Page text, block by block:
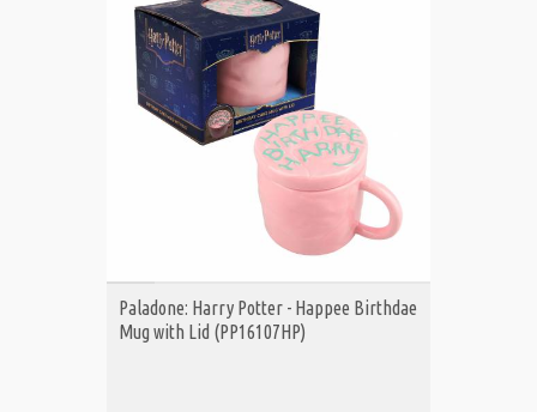
ΑΓΟΡΑ
Paladone: Harry Potter - Happee Birthdae
Mug with Lid (PP16107HP)